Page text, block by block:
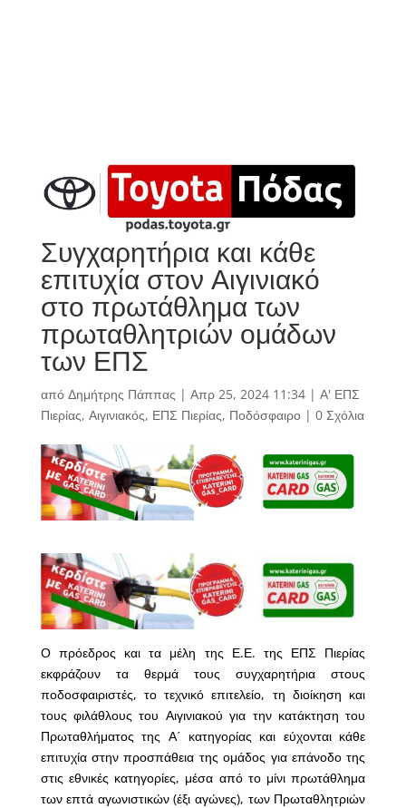
Συγχαρητήρια και κάθε
επιτυχία στον Αιγινιακό
στο πρωτάθλημα των
πρωταθλητριών ομάδων
των ΕΠΣ
από Δημήτρης Πάππας | Απρ 25, 2024 11:34| Α' ΕΠΣ
Πιερίας, Αιγινιακός, ΕΠΣ Πιερίας, Ποδόσφαιρο| 0 Σχόλια
Ο πρόεδρος και τα μέλη της Ε.Ε. της ΕΠΣ Πιερίας
εκφράζουν τα θερμά τους συγχαρητήρια στους
ποδοσφαιριστές, το τεχνικό επιτελείο, τη διοίκηση και
τους φιλάθλους του Αιγινιακού για την κατάκτηση του
Πρωταθλήματος της Α΄ κατηγορίας και εύχονται κάθε
επιτυχία στην προσπάθεια της ομάδος για επάνοδο της
στις εθνικές κατηγορίες, μέσα από το μίνι πρωτάθλημα
των επτά αγωνιστικών (έξι αγώνες), των Πρωταθλητριών